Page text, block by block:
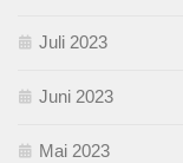
Juli 2023
Juni 2023
Mai 2023